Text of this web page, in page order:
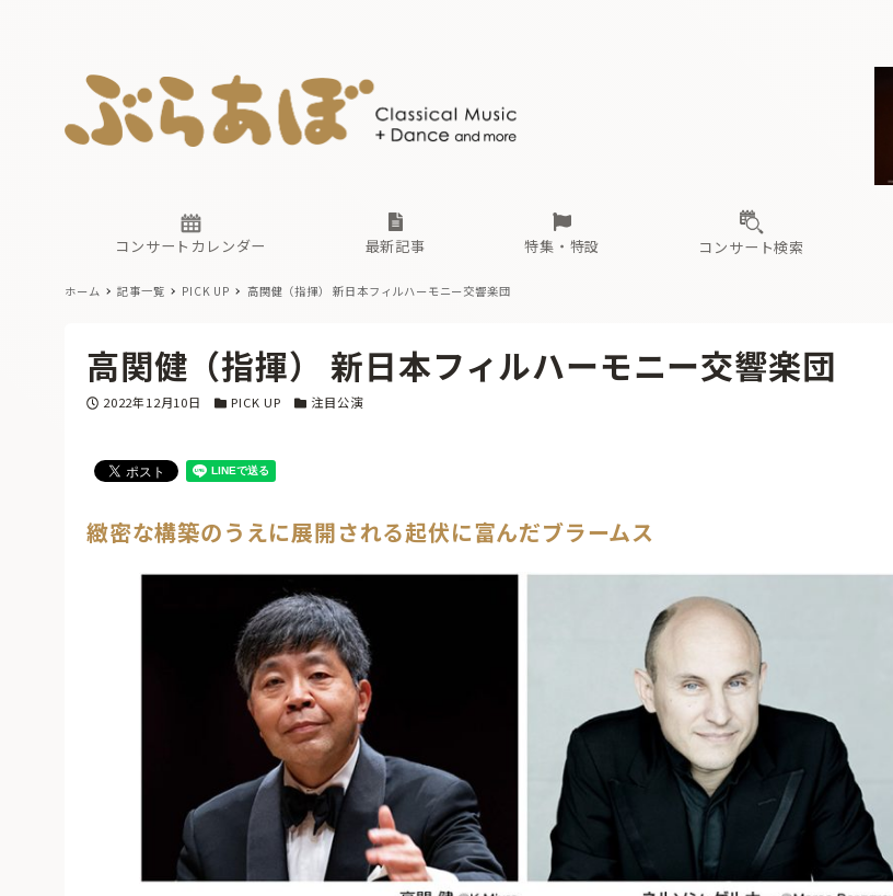
コンサートカレンダー 最新記事
古楽とその先と オーケストラの楽屋から 海の向こうの音楽家
特集・特設
現場のプロが推す！間違いないオーケストラコンサート
過去の特集
コンサート検索
無料ライブ配信スケジュール 有料ライブ配信スケジュール
あ か さ な ま や ら
古楽とその先と
無料ライブ配信スケジュール
あ か さ
ホーム 記事一覧 PICK UP 高関健（指揮） 新日本フィルハーモニー交響楽団
高関健（指揮） 新日本フィルハーモニー交響楽団
投稿日
2022年12月10日 カテゴリー
PICK UP カテゴリー
注目公演
緻密な構築のうえに展開される起伏に富んだブラームス